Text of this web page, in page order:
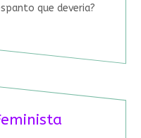
que deveria?